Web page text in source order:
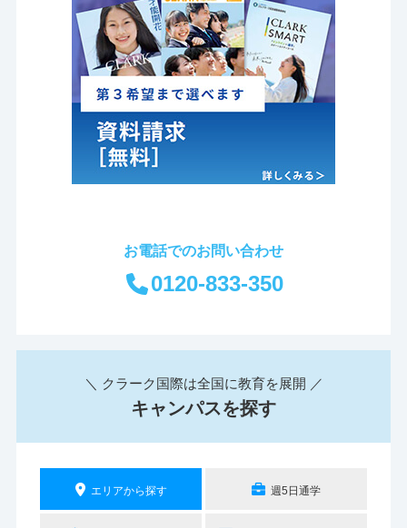
お電話でのお問い合わせ
0120-833-350
＼ クラーク国際は全国に教育を展開 ／
キャンパスを探す
エリアから探す 週5日通学